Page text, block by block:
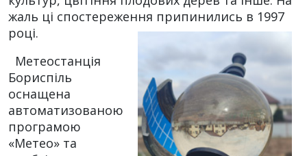
жаль ці спостереження припинились в 1997
році.
Метеостанція
Бориспіль
оснащена
автоматизованою
програмою
«Метео» та